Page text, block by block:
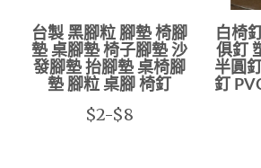
台製 黑腳粒 腳墊 椅腳
墊 桌腳墊 椅子腳墊 沙
發腳墊 抬腳墊 桌椅腳
墊 腳粒 桌腳 椅釘
$2-$8
白椅
俱釘
半圓
釘